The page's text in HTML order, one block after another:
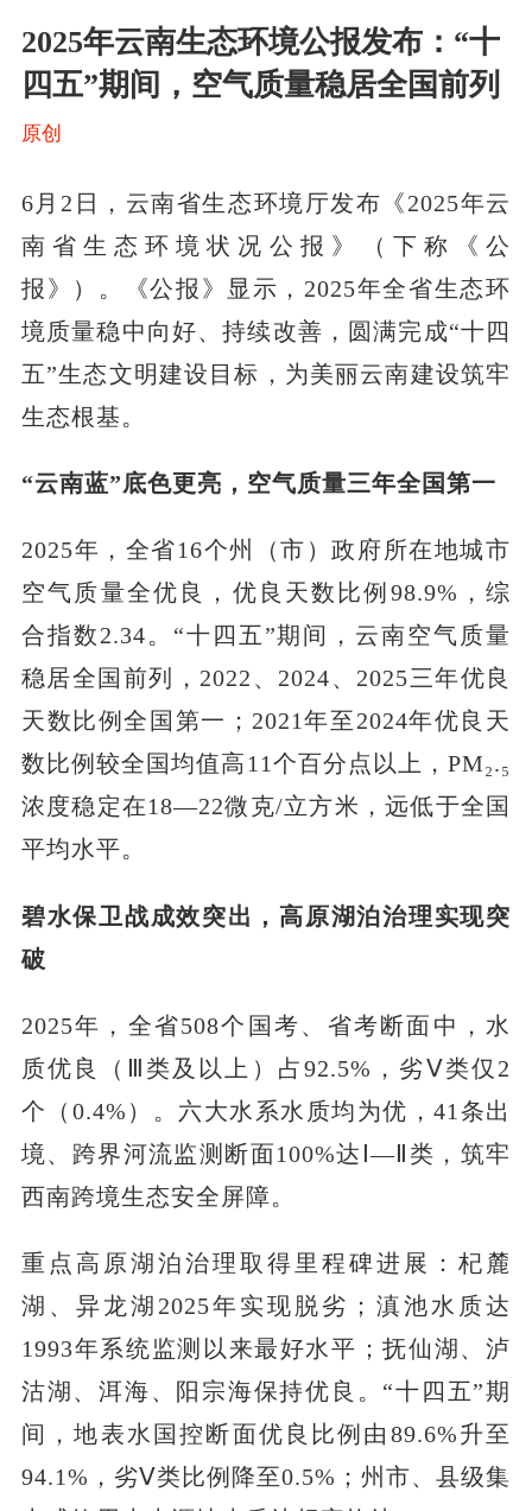
2025年云南生态环境公报发布：“十
四五”期间，空气质量稳居全国前列
原创
6月2日，云南省生态环境厅发布《2025年云
南省生态环境状况公报》（下称《公
报》）。《公报》显示，2025年全省生态环
境质量稳中向好、持续改善，圆满完成“十四
五”生态文明建设目标，为美丽云南建设筑牢
生态根基。
“云南蓝”底色更亮，空气质量三年全国第一
2025年，全省16个州（市）政府所在地城市
空气质量全优良，优良天数比例98.9%，综
合指数2.34。“十四五”期间，云南空气质量
稳居全国前列，2022、2024、2025三年优良
天数比例全国第一；2021年至2024年优良天
数比例较全国均值高11个百分点以上，PM₂.₅
浓度稳定在18—22微克/立方米，远低于全国
平均水平。
碧水保卫战成效突出，高原湖泊治理实现突
破
2025年，全省508个国考、省考断面中，水
质优良（Ⅲ类及以上）占92.5%，劣Ⅴ类仅2
个（0.4%）。六大水系水质均为优，41条出
境、跨界河流监测断面100%达Ⅰ—Ⅱ类，筑牢
西南跨境生态安全屏障。
重点高原湖泊治理取得里程碑进展：杞麓
湖、异龙湖2025年实现脱劣；滇池水质达
1993年系统监测以来最好水平；抚仙湖、泸
沽湖、洱海、阳宗海保持优良。“十四五”期
间，地表水国控断面优良比例由89.6%升至
94.1%，劣Ⅴ类比例降至0.5%；州市、县级集